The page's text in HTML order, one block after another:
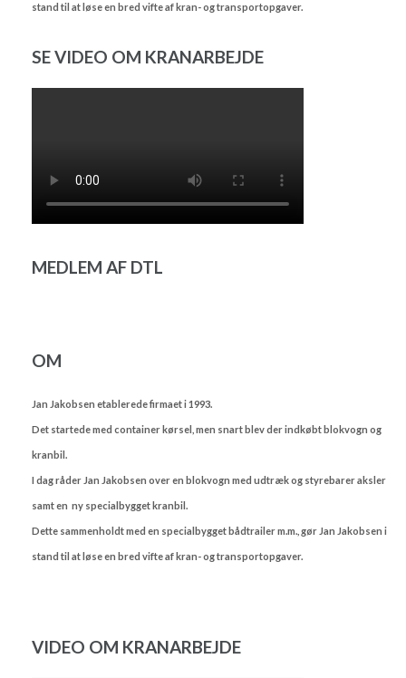
stand til at løse en bred vifte af kran- og transportopgaver.
SE VIDEO OM KRANARBEJDE
MEDLEM AF DTL
OM
Jan Jakobsen etablerede firmaet i 1993.
Det startede med container kørsel, men snart blev der indkøbt blokvogn og
kranbil.
I dag råder Jan Jakobsen over en blokvogn med udtræk og styrebarer aksler
samt en ny specialbygget kranbil.
Dette sammenholdt med en specialbygget bådtrailer m.m., gør Jan Jakobsen i
stand til at løse en bred vifte af kran- og transportopgaver.
VIDEO OM KRANARBEJDE